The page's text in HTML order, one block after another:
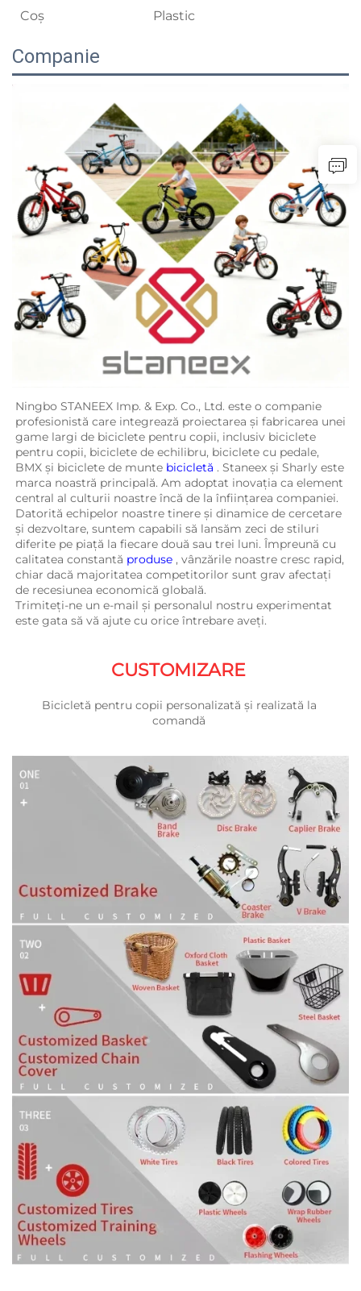
Coș Plastic
Companie
Ningbo STANEEX Imp. & Exp. Co., Ltd. este o companie
profesionistă care integrează proiectarea și fabricarea unei
game largi de biciclete pentru copii, inclusiv biciclete
pentru copii, biciclete de echilibru, biciclete cu pedale,
BMX și biciclete de munte bicicletă . Staneex și Sharly este
marca noastră principală. Am adoptat inovația ca element
central al culturii noastre încă de la înființarea companiei.
Datorită echipelor noastre tinere și dinamice de cercetare
și dezvoltare, suntem capabili să lansăm zeci de stiluri
diferite pe piață la fiecare două sau trei luni. Împreună cu
calitatea constantă produse , vânzările noastre cresc rapid,
chiar dacă majoritatea competitorilor sunt grav afectați
de recesiunea economică globală.
Trimiteți-ne un e-mail și personalul nostru experimentat
este gata să vă ajute cu orice întrebare aveți.
CUSTOMIZARE
Bicicletă pentru copii personalizată și realizată la
comandă